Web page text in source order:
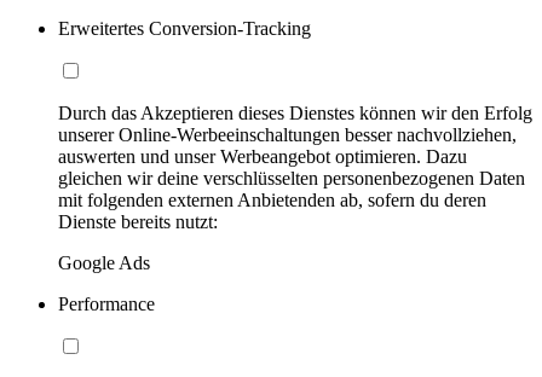
Erweitertes Conversion-Tracking
Durch das Akzeptieren dieses Dienstes können wir den Erfolg
unserer Online-Werbeeinschaltungen besser nachvollziehen,
auswerten und unser Werbeangebot optimieren. Dazu
gleichen wir deine verschlüsselten personenbezogenen Daten
mit folgenden externen Anbietenden ab, sofern du deren
Dienste bereits nutzt:
Google Ads
Performance